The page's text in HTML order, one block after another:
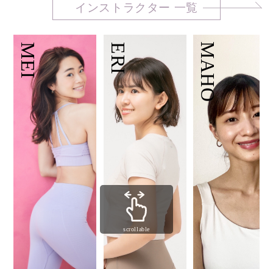
インストラクター 一覧
MEI ERI MAHO
scrollable